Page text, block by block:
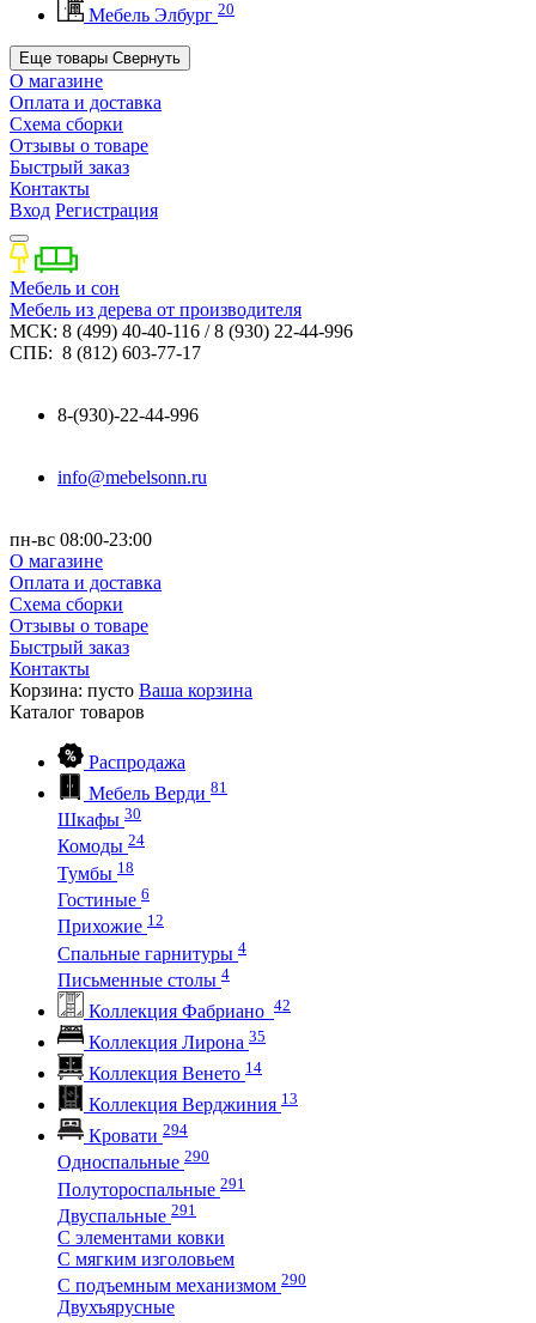
Мебель Элбург 20
Еще товары Свернуть
О магазине
Оплата и доставка
Схема сборки
Отзывы о товаре
Быстрый заказ
Контакты
Вход Регистрация
Мебель и сон
Мебель из дерева от производителя
МСК: 8 (499) 40-40-116 / 8 (930) 22-44-996
СПБ: 8 (812) 603-77-17
8-(930)-22-44-996
info@mebelsonn.ru
пн-вс 08:00-23:00
О магазине
Оплата и доставка
Схема сборки
Отзывы о товаре
Быстрый заказ
Контакты
Корзина: пусто Ваша корзина
Каталог товаров
Распродажа
Мебель Верди 81
Шкафы 30
Комоды 24
Тумбы 18
Гостиные 6
Прихожие 12
Спальные гарнитуры 4
Письменные столы 4
Коллекция Фабриано 42
Коллекция Лирона 35
Коллекция Венето 14
Коллекция Верджиния 13
Кровати 294
Односпальные 290
Полутороспальные 291
Двуспальные 291
С элементами ковки
С мягким изголовьем
С подъемным механизмом 290
Двухъярусные